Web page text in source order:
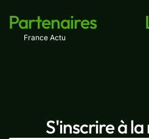
Partenaires
France Actu
S'inscrire à